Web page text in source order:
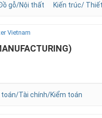
gỗ/Nội thất Kiến trúc/
Vietnam
toán/Tài chính/Kiểm toán